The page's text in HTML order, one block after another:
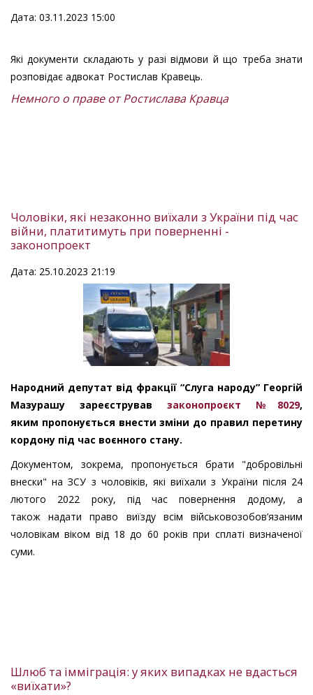
Дата: 03.11.2023 15:00
Які документи складають у разі відмови й що треба знати
розповідає адвокат Ростислав Кравець.
Немного о праве от Ростислава Кравца
Чоловіки, які незаконно виїхали з України під час
війни, платитимуть при поверненні -
законопроект
Дата: 25.10.2023 21:19
Народний депутат від фракції “Слуга народу” Георгій
Мазурашу зареєстрував законопроєкт №8029,
яким пропонується внести зміни до правил перетину
кордону під час воєнного стану.
Документом, зокрема, пропонується брати "добровільні
внески" на ЗСУ з чоловіків, які виїхали з України після 24
лютого 2022 року, під час повернення додому, а
також надати право виїзду всім військовозобов’язаним
чоловікам віком від 18 до 60 років при сплаті визначеної
суми.
Шлюб та імміграція: у яких випадках не вдасться
«виїхати»?